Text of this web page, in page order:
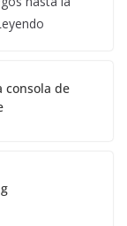
consola de